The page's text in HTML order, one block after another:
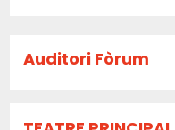
Auditori Fòrum